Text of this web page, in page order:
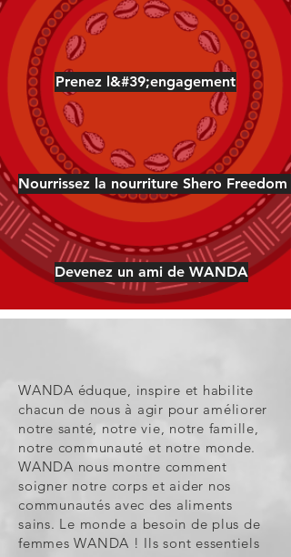
Prenez l&#39;engagement
Nourrissez la nourriture Shero Freedom
Devenez un ami de WANDA
WANDA éduque, inspire et habilite
chacun de nous à agir pour améliorer
notre santé, notre vie, notre famille,
notre communauté et notre monde.
WANDA nous montre comment
soigner notre corps et aider nos
communautés avec des aliments
sains. Le monde a besoin de plus de
femmes WANDA ! Ils sont essentiels